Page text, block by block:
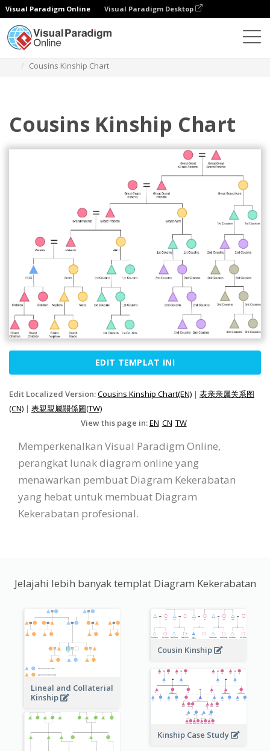
Visual Paradigm Online Visual Paradigm Desktop
Cousins Kinship Chart
Cousins Kinship Chart
EDIT TEMPLAT INI
Edit Localized Version:Cousins Kinship Chart(EN) | 表亲亲属关系图
(CN) | 表親親屬關係圖(TW)
View this page in:EN CN TW
Memperkenalkan Visual Paradigm Online,
perangkat lunak diagram online yang
menawarkan pembuat Diagram Kekerabatan
yang hebat untuk membuat Diagram
Kekerabatan profesional.
Jelajahi lebih banyak templat Diagram Kekerabatan
Lineal and Collaterial
Kinship
Cousin Kinship
Kinship Case Study